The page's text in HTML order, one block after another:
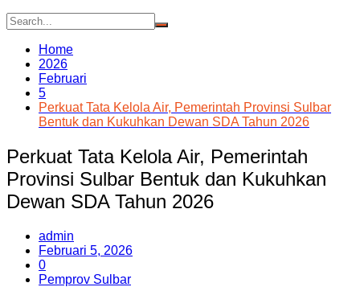
Home
2026
Februari
5
Perkuat Tata Kelola Air, Pemerintah Provinsi Sulbar
Bentuk dan Kukuhkan Dewan SDA Tahun 2026
Perkuat Tata Kelola Air, Pemerintah
Provinsi Sulbar Bentuk dan Kukuhkan
Dewan SDA Tahun 2026
admin
Februari 5, 2026
0
Pemprov Sulbar